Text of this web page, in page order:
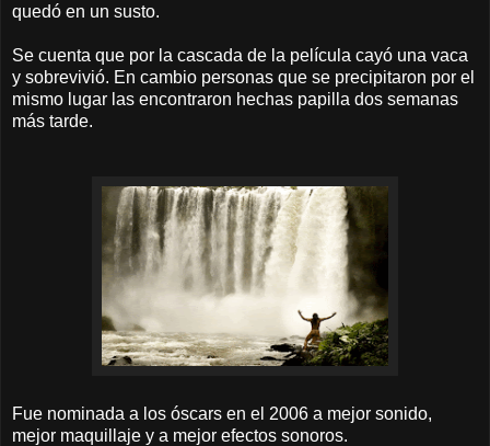
quedó en un susto.
Se cuenta que por la cascada de la película cayó una vaca
y sobrevivió. En cambio personas que se precipitaron por el
mismo lugar las encontraron hechas papilla dos semanas
más tarde.
Fue nominada a los óscars en el 2006 a mejor sonido,
mejor maquillaje y a mejor efectos sonoros.